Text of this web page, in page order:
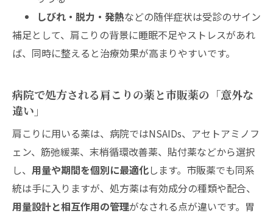
しびれ・脱力・発熱などの随伴症状は受診のサイン
補足として、肩こりの背景に睡眠不足やストレスがあれ
ば、同時に整えると治療効果が高まりやすいです。
病院で処方される肩こりの薬と市販薬の「意外な
違い」
肩こりに用いる薬は、病院ではNSAIDs、アセトアミノフ
ェン、筋弛緩薬、末梢循環改善薬、貼付薬などから選択
し、 用量や期間を個別に最適化します。市販薬でも同系
統は手に入りますが、処方薬は有効成分の種類や配合、
用量設計と相互作用の管理がなされる点が違いです。胃